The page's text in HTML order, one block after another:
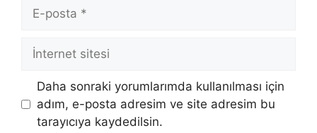
posta
İnternet
sitesi
Daha sonraki yorumlarımda kullanılması için
adım, e-posta adresim ve site adresim bu
tarayıcıya kaydedilsin.